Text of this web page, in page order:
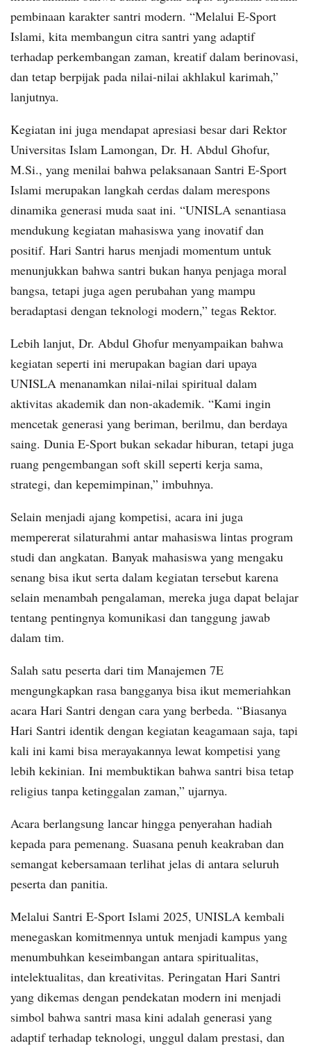
pembinaan karakter santri modern. “Melalui E-Sport
Islami, kita membangun citra santri yang adaptif
terhadap perkembangan zaman, kreatif dalam berinovasi,
dan tetap berpijak pada nilai-nilai akhlakul karimah,”
lanjutnya.
Kegiatan ini juga mendapat apresiasi besar dari Rektor
Universitas Islam Lamongan, Dr. H. Abdul Ghofur,
M.Si., yang menilai bahwa pelaksanaan Santri E-Sport
Islami merupakan langkah cerdas dalam merespons
dinamika generasi muda saat ini. “UNISLA senantiasa
mendukung kegiatan mahasiswa yang inovatif dan
positif. Hari Santri harus menjadi momentum untuk
menunjukkan bahwa santri bukan hanya penjaga moral
bangsa, tetapi juga agen perubahan yang mampu
beradaptasi dengan teknologi modern,” tegas Rektor.
Lebih lanjut, Dr. Abdul Ghofur menyampaikan bahwa
kegiatan seperti ini merupakan bagian dari upaya
UNISLA menanamkan nilai-nilai spiritual dalam
aktivitas akademik dan non-akademik. “Kami ingin
mencetak generasi yang beriman, berilmu, dan berdaya
saing. Dunia E-Sport bukan sekadar hiburan, tetapi juga
ruang pengembangan soft skill seperti kerja sama,
strategi, dan kepemimpinan,” imbuhnya.
Selain menjadi ajang kompetisi, acara ini juga
mempererat silaturahmi antar mahasiswa lintas program
studi dan angkatan. Banyak mahasiswa yang mengaku
senang bisa ikut serta dalam kegiatan tersebut karena
selain menambah pengalaman, mereka juga dapat belajar
tentang pentingnya komunikasi dan tanggung jawab
dalam tim.
Salah satu peserta dari tim Manajemen 7E
mengungkapkan rasa bangganya bisa ikut memeriahkan
acara Hari Santri dengan cara yang berbeda. “Biasanya
Hari Santri identik dengan kegiatan keagamaan saja, tapi
kali ini kami bisa merayakannya lewat kompetisi yang
lebih kekinian. Ini membuktikan bahwa santri bisa tetap
religius tanpa ketinggalan zaman,” ujarnya.
Acara berlangsung lancar hingga penyerahan hadiah
kepada para pemenang. Suasana penuh keakraban dan
semangat kebersamaan terlihat jelas di antara seluruh
peserta dan panitia.
Melalui Santri E-Sport Islami 2025, UNISLA kembali
menegaskan komitmennya untuk menjadi kampus yang
menumbuhkan keseimbangan antara spiritualitas,
intelektualitas, dan kreativitas. Peringatan Hari Santri
yang dikemas dengan pendekatan modern ini menjadi
simbol bahwa santri masa kini adalah generasi yang
adaptif terhadap teknologi, unggul dalam prestasi, dan